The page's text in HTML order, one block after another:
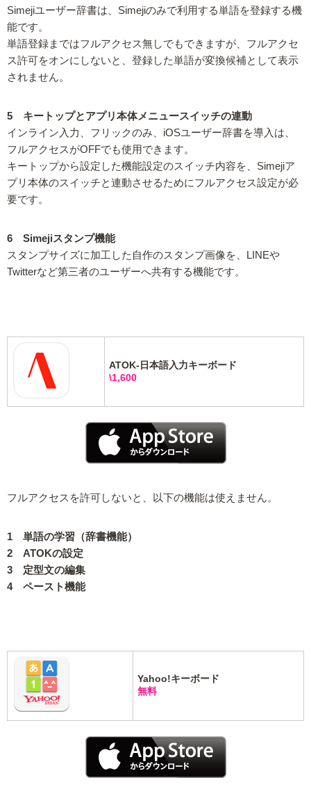
Simejiユーザー辞書は、Simejiのみで利用する単語を登録する機
能です。
単語登録まではフルアクセス無しでもできますが、フルアクセ
ス許可をオンにしないと、登録した単語が変換候補として表示
されません。
5 キートップとアプリ本体メニュースイッチの連動
インライン入力、フリックのみ、iOSユーザー辞書を導入は、
フルアクセスがOFFでも使用できます。
キートップから設定した機能設定のスイッチ内容を、Simejiア
プリ本体のスイッチと連動させるためにフルアクセス設定が必
要です。
6 Simejiスタンプ機能
スタンプサイズに加工した自作のスタンプ画像を、LINEや
Twitterなど第三者のユーザーへ共有する機能です。
ATOK-日本語入力キーボード
\1,600
フルアクセスを許可しないと、以下の機能は使えません。
1 単語の学習（辞書機能）
2 ATOKの設定
3 定型文の編集
4 ペースト機能
Yahoo!キーボード
無料